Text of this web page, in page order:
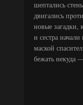
шептались
двигались
новые загадки,
и сестра
маской
бежать некуда